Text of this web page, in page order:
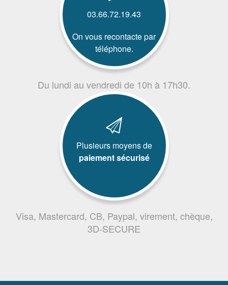
03.66.72.19.43
On vous recontacte par
téléphone.
Du lundi au vendredi de 10h à 17h30.
Plusieurs moyens de
paiement sécurisé
Visa, Mastercard, CB, Paypal, virement, chèque,
3D-SECURE